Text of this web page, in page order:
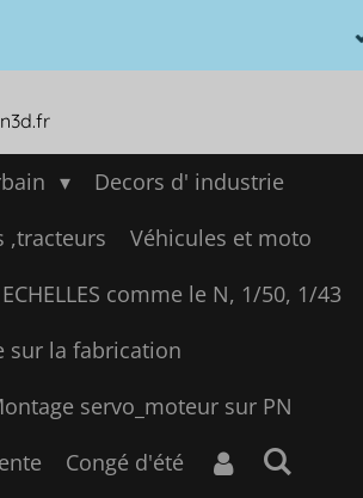
Decors d' industrie
,tracteurs
Véhicules et moto
ECHELLES comme le N, 1/50, 1/43
sur la fabrication
servo_moteur sur PN
Congé d'été